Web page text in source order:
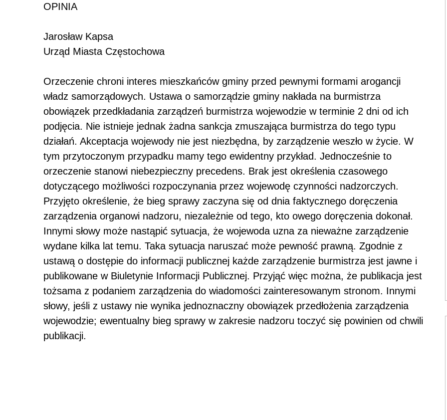
OPINIA
Jarosław Kapsa
Urząd Miasta Częstochowa
Orzeczenie chroni interes mieszkańców gminy przed pewnymi formami arogancji
władz samorządowych. Ustawa o samorządzie gminy nakłada na burmistrza
obowiązek przedkładania zarządzeń burmistrza wojewodzie w terminie 2 dni od ich
podjęcia. Nie istnieje jednak żadna sankcja zmuszająca burmistrza do tego typu
działań. Akceptacja wojewody nie jest niezbędna, by zarządzenie weszło w życie. W
tym przytoczonym przypadku mamy tego ewidentny przykład. Jednocześnie to
orzeczenie stanowi niebezpieczny precedens. Brak jest określenia czasowego
dotyczącego możliwości rozpoczynania przez wojewodę czynności nadzorczych.
Przyjęto określenie, że bieg sprawy zaczyna się od dnia faktycznego doręczenia
zarządzenia organowi nadzoru, niezależnie od tego, kto owego doręczenia dokonał.
Innymi słowy może nastąpić sytuacja, że wojewoda uzna za nieważne zarządzenie
wydane kilka lat temu. Taka sytuacja naruszać może pewność prawną. Zgodnie z
ustawą o dostępie do informacji publicznej każde zarządzenie burmistrza jest jawne i
publikowane w Biuletynie Informacji Publicznej. Przyjąć więc można, że publikacja jest
tożsama z podaniem zarządzenia do wiadomości zainteresowanym stronom. Innymi
słowy, jeśli z ustawy nie wynika jednoznaczny obowiązek przedłożenia zarządzenia
wojewodzie; ewentualny bieg sprawy w zakresie nadzoru toczyć się powinien od chwili
publikacji.